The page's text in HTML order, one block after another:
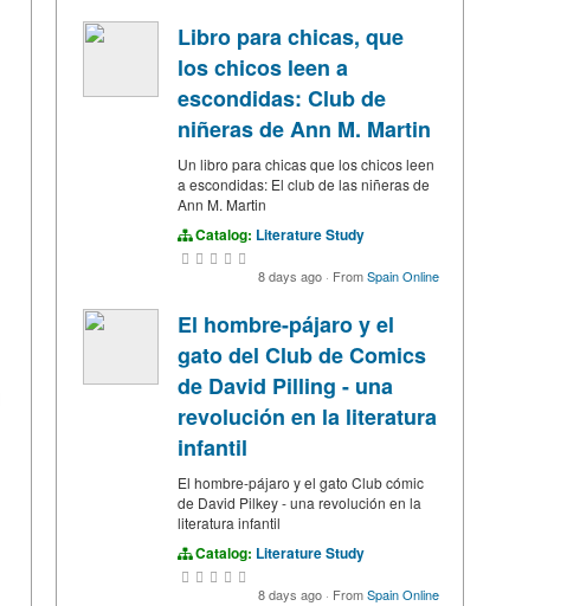
Libro para chicas, que
los chicos leen a
escondidas: Club de
niñeras de Ann M. Martin
Un libro para chicas que los chicos leen
a escondidas: El club de las niñeras de
Ann M. Martin
Catalog: Literature Study
8 days ago · FromSpain Online
El hombre-pájaro y el
gato del Club de Comics
de David Pilling - una
revolución en la literatura
infantil
El hombre-pájaro y el gato Club cómic
de David Pilkey - una revolución en la
literatura infantil
Catalog: Literature Study
8 days ago · FromSpain Online